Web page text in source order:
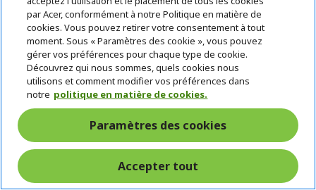
Dépêchez-vous ! Le code MYSTERY expire dans :
02
Jours
23
Heures
31
Minutes
Windows 11 Home 64-bit
Processeur Intel® Core™ Ultra 9 290HX Plus 2,70
45,7 cm (18") WQXGA (2560 x 1600) 16:10 IPS 165 Hz
par Acer, conformément à notre Politique en matière de
cookies. Vous pouvez retirer votre consentement à tout
moment. Sous « Paramètres des cookie », vous pouvez
gérer vos préférences pour chaque type de cookie.
Découvrez qui nous sommes, quels cookies nous
utilisons et comment modifier vos préférences dans
notre politique en matière de cookies.
Paramètres des cookies
Accepter tout